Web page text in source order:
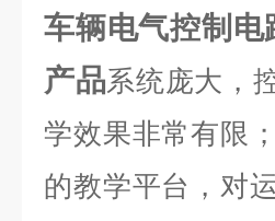
车辆电气控制
产品系统庞大，
学效果非常有限；
的教学平台，对